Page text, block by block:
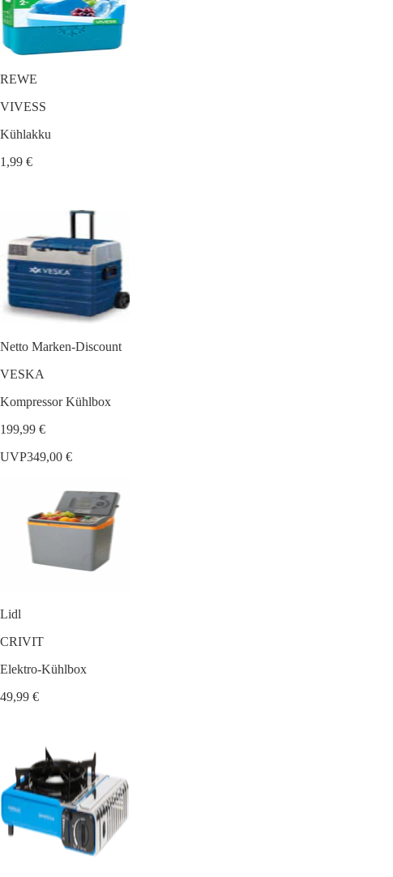
REWE
VIVESS
Kühlakku
1,99 €
Netto Marken-Discount
VESKA
Kompressor Kühlbox
199,99 €
UVP349,00 €
Lidl
CRIVIT
Elektro-Kühlbox
49,99 €